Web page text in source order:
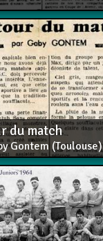
du match
Gontem (Toulouse)